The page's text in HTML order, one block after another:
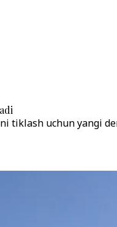
tiklash uchun yangi